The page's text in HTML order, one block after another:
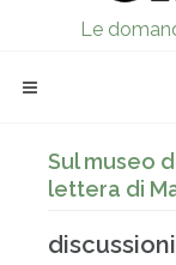
Le
Sul museo
lettera di
discussioni